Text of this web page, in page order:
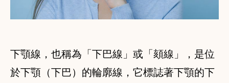
下顎線，也稱為「下巴線」或「頦線」，是位
於下顎（下巴）的輪廓線，它標誌著下顎的下